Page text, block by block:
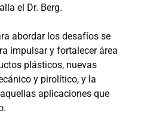
el Dr. Berg.
abordar los desafíos se
impulsar y fortalecer área
plásticos, nuevas
y pirolítico, y la
aplicaciones que